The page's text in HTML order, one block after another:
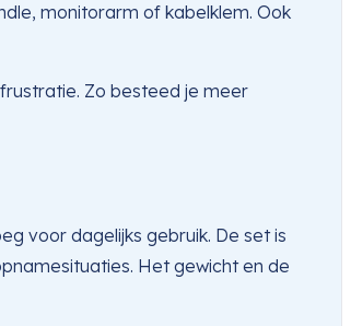
monitorarm of kabelklem. Ook
Zo besteed je meer
voor dagelijks gebruik. De set is
Het gewicht en de